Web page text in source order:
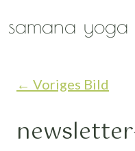
samana yoga
← Voriges Bild